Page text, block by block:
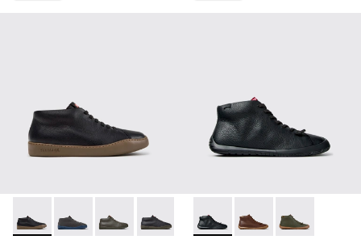
Peu Touring - K300305-027 - Black Leather Sneakers for
Peu Touring - K300305-025
Peu Touring - K300305-024
Peu Touring - K300305-023
Peu Touring - K300305-021
Peu Touring - K300305-
Peu Path+ - K300558-004
Peu Path+ -Peu Path+ -